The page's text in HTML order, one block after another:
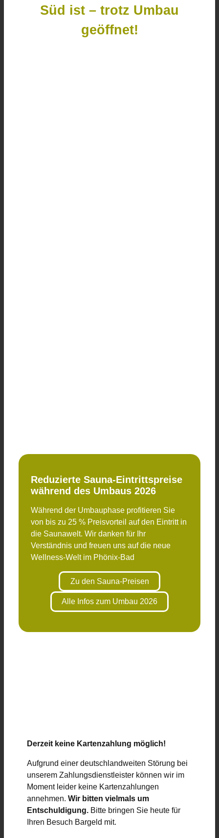
Süd ist – trotz Umbau
geöffnet!
Reduzierte Sauna-Eintrittspreise
während des Umbaus 2026
Während der Umbauphase profitieren Sie
von bis zu 25 % Preisvorteil auf den Eintritt in
die Saunawelt. Wir danken für Ihr
Verständnis und freuen uns auf die neue
Wellness-Welt im Phönix-Bad
Zu den Sauna-Preisen
Alle Infos zum Umbau 2026
Derzeit keine Kartenzahlung möglich!
Aufgrund einer deutschlandweiten Störung bei
unserem Zahlungsdienstleister können wir im
Moment leider keine Kartenzahlungen
annehmen. Wir bitten vielmals um
Entschuldigung. Bitte bringen Sie heute für
Ihren Besuch Bargeld mit.